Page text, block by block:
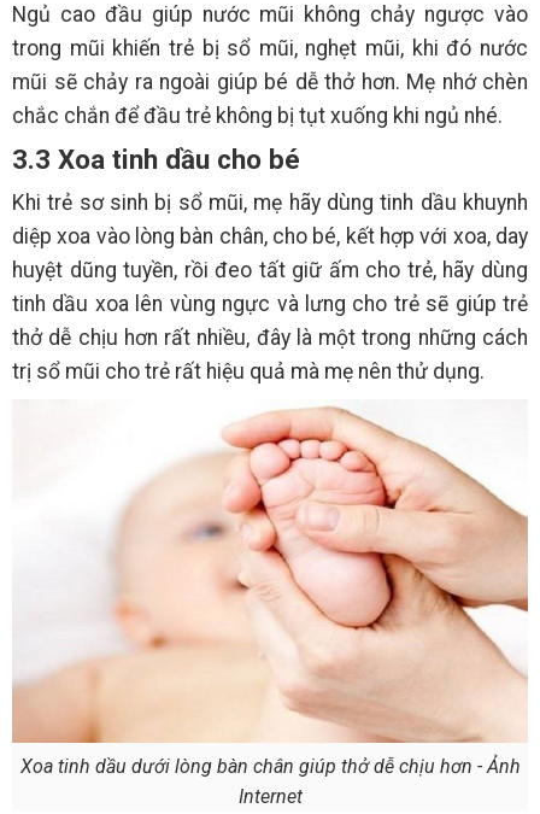
Ngủ cao đầu giúp nước mũi không chảy ngược vào
trong mũi khiến trẻ bị sổ mũi, nghẹt mũi, khi đó nước
mũi sẽ chảy ra ngoài giúp bé dễ thở hơn. Mẹ nhớ chèn
chắc chắn để đầu trẻ không bị tụt xuống khi ngủ nhé.
3.3 Xoa tinh dầu cho bé
Khi trẻ sơ sinh bị sổ mũi, mẹ hãy dùng tinh dầu khuynh
diệp xoa vào lòng bàn chân, cho bé, kết hợp với xoa, day
huyệt dũng tuyền, rồi đeo tất giữ ấm cho trẻ, hãy dùng
tinh dầu xoa lên vùng ngực và lưng cho trẻ sẽ giúp trẻ
thở dễ chịu hơn rất nhiều, đây là một trong những cách
trị sổ mũi cho trẻ rất hiệu quả mà mẹ nên thử dụng.
Xoa tinh dầu dưới lòng bàn chân giúp thở dễ chịu hơn - Ảnh
Internet